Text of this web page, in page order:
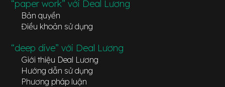
“paper work” với Deal Lương
Bản quyền
Điều khoản sử dụng
“deep dive” với Deal Lương
Giới thiệu Deal Lương
Hướng dẫn sử dụng
Phương pháp luận